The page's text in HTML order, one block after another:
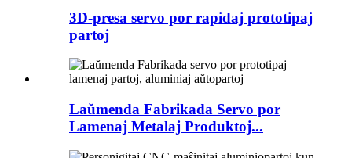
3D-presa servo por rapidaj prototipaj
partoj
Laŭmenda Fabrikada Servo por
Lamenaj Metalaj Produktoj...